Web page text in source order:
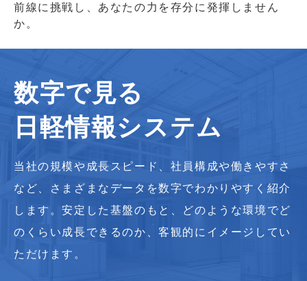
前線に挑戦し、あなたの力を存分に発揮しません
か。
数字で見る
日軽情報システム
当社の規模や成長スピード、社員構成や働きやすさ
など、さまざまなデータを数字でわかりやすく紹介
します。安定した基盤のもと、どのような環境でど
のくらい成長できるのか、客観的にイメージしてい
ただけます。